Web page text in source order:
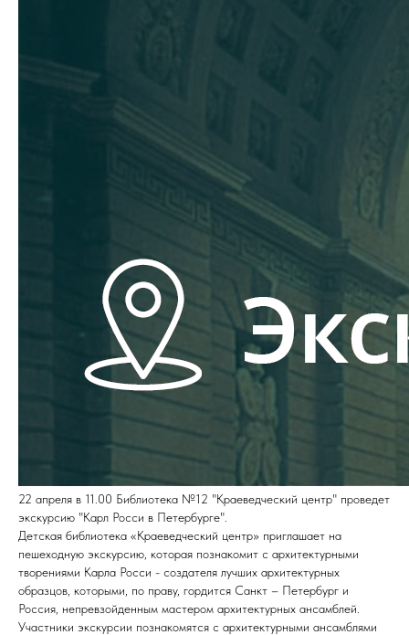
22 апреля в 11.00 Библиотека №12 "Краеведческий центр" проведет
экскурсию "Карл Росси в Петербурге".
Детская библиотека «Краеведческий центр» приглашает на
пешеходную экскурсию, которая познакомит с архитектурными
творениями Карла Росси - создателя лучших архитектурных
образцов, которыми, по праву, гордится Санкт – Петербург и
Россия, непревзойденным мастером архитектурных ансамблей.
Участники экскурсии познакомятся с архитектурными ансамблями